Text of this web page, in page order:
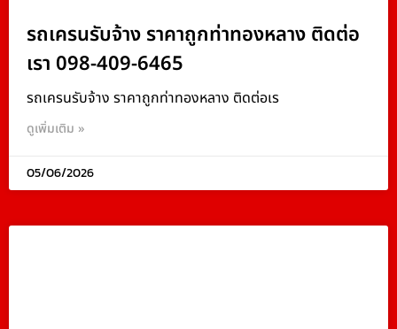
รถเครนรับจ้าง ราคาถูกท่าทองหลาง ติดต่อ
เรา 098-409-6465
รถเครนรับจ้าง ราคาถูกท่าทองหลาง ติดต่อเร
ดูเพิ่มเติม »
05/06/2026